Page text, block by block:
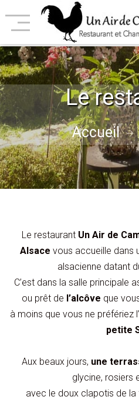
Le
Accueil
Le restaurant Un Air de
Alsace vous accueille dans
alsacienne datant
C’est dans la salle principale
ou prêt de l’alcôve que
à moins que vous ne préfériez
petite
Aux beaux jours, une
glycine, rosiers
avec le doux clapotis de